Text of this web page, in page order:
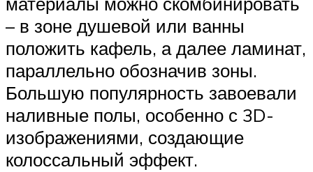
– в зоне душевой или ванны
положить кафель, а далее ламинат,
параллельно обозначив зоны.
Большую популярность завоевали
наливные полы, особенно с 3D-
изображениями, создающие
колоссальный эффект.